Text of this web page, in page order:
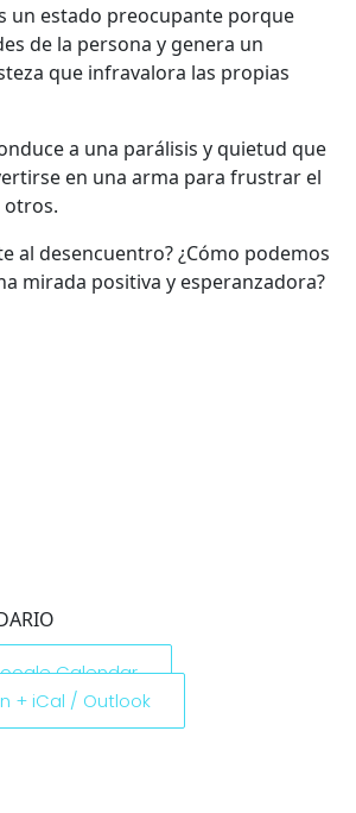
un estado preocupante porque
de la persona y genera un
que infravalora las propias
a una parálisis y quietud que
en una arma para frustrar el
otros.
al desencuentro? ¿Cómo podemos
mirada positiva y esperanzadora?
Calendar
+ iCal / Outlook